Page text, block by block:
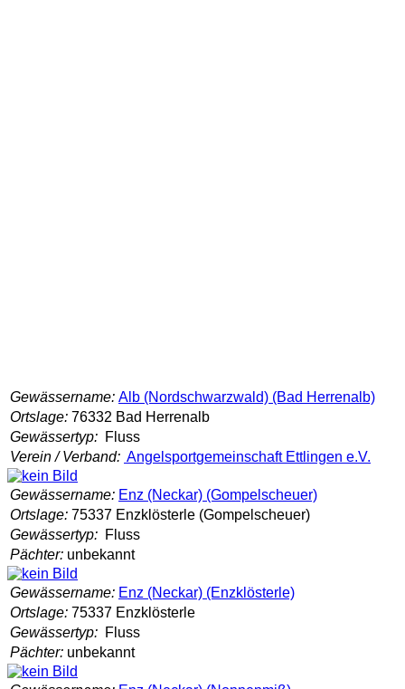
Gewässername: Alb (Nordschwarzwald) (Bad Herrenalb)
Ortslage: 76332 Bad Herrenalb
Gewässertyp: Fluss
Verein / Verband: Angelsportgemeinschaft Ettlingen e.V.
Gewässername: Enz (Neckar) (Gompelscheuer)
Ortslage: 75337 Enzklösterle (Gompelscheuer)
Gewässertyp: Fluss
Pächter: unbekannt
Gewässername: Enz (Neckar) (Enzklösterle)
Ortslage: 75337 Enzklösterle
Gewässertyp: Fluss
Pächter: unbekannt